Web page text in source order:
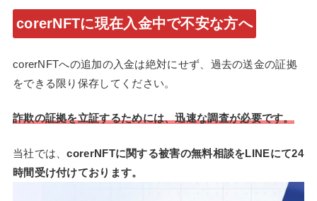
corerNFTに現在入金中で不安な方へ
corerNFTへの追加の入金は絶対にせず、過去の送金の証拠
をできる限り保存してください。
詐欺の証拠を立証するためには、迅速な調査が必要です。
当社では、corerNFTに関する被害の無料相談をLINEにて24
時間受け付けております。